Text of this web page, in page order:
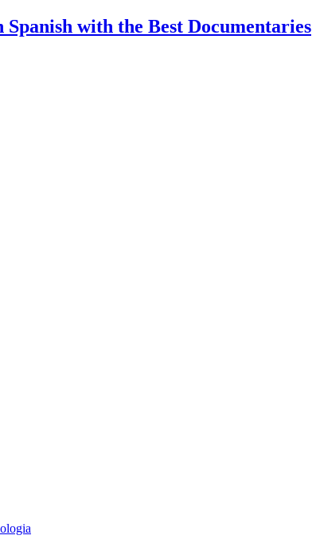
Spanish with the Best Documentaries